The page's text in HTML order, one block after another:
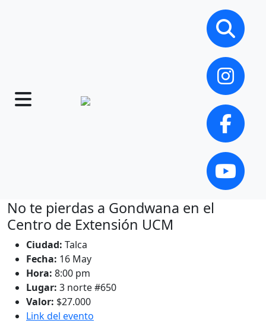
No te pierdas a Gondwana en el
Centro de Extensión UCM
Ciudad: Talca
Fecha: 16 May
Hora: 8:00 pm
Lugar: 3 norte #650
Valor: $27.000
Link del evento